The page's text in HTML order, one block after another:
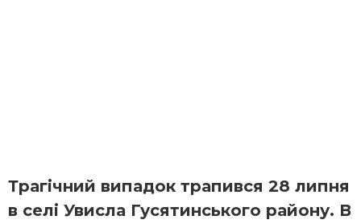
Трагічний випадок трапився 28 липня
в селі Увисла Гусятинського району. В